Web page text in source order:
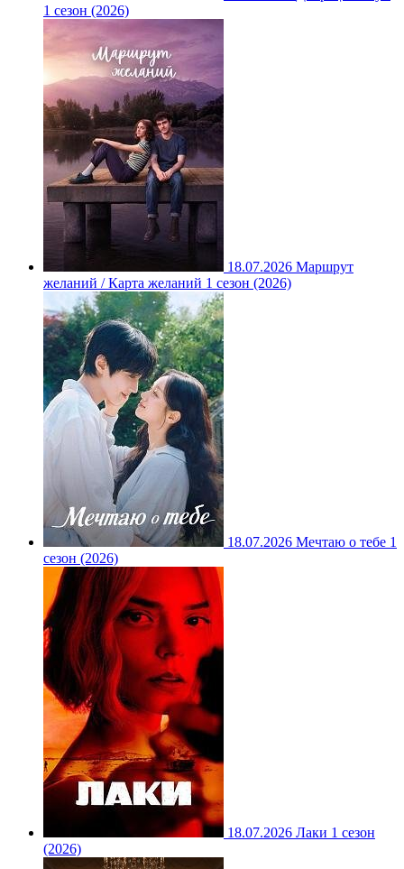
1 сезон (2026)
18.07.2026 Маршрут
желаний / Карта желаний 1 сезон (2026)
18.07.2026 Мечтаю о тебе 1
сезон (2026)
18.07.2026 Лаки 1 сезон
(2026)